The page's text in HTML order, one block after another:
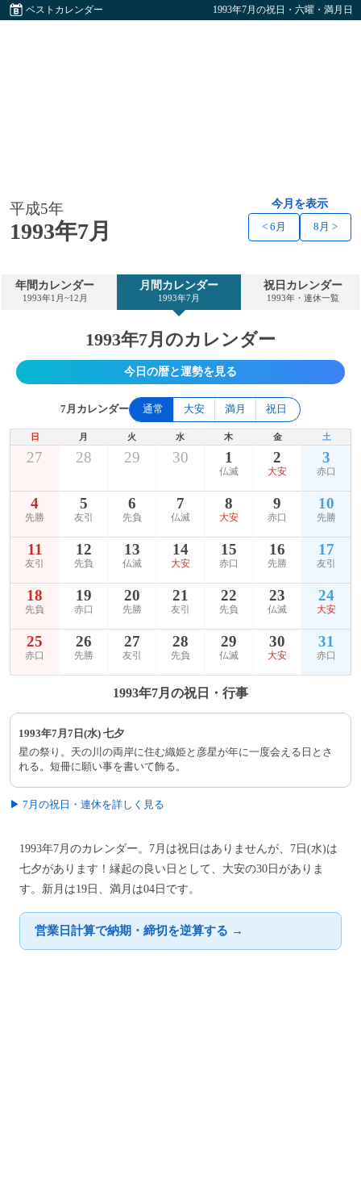
ベストカレンダー 1993年7月の祝日・六曜・満月日
平成5年
1993年7月
今月を表示
< 6月 8月 >
年間カレンダー
1993年1月~12月
月間カレンダー
1993年7月
祝日カレンダー
1993年・連休一覧
1993年7月のカレンダー
今日の暦と運勢を見る
7月カレンダー 通常 大安 満月 祝日
日 月 火 水 木 金 土
27 28 29 30 1
仏滅
2
大安
3
赤口
4
先勝
5
友引
6
先負
7
仏滅
8
大安
9
赤口
10
先勝
11
友引
12
先負
13
仏滅
14
大安
15
赤口
16
先勝
17
友引
18
先負
19
赤口
20
先勝
21
友引
22
先負
23
仏滅
24
大安
25
赤口
26
先勝
27
友引
28
先負
29
仏滅
30
大安
31
赤口
1993年7月の祝日・行事
1993年7月7日(水) 七夕
星の祭り。天の川の両岸に住む織姫と彦星が年に一度会える日とさ
れる。短冊に願い事を書いて飾る。
▶ 7月の祝日・連休を詳しく見る
1993年7月のカレンダー。7月は祝日はありませんが、7日(水)は
七夕があります！縁起の良い日として、大安の30日がありま
す。新月は19日、満月は04日です。
営業日計算で納期・締切を逆算する →